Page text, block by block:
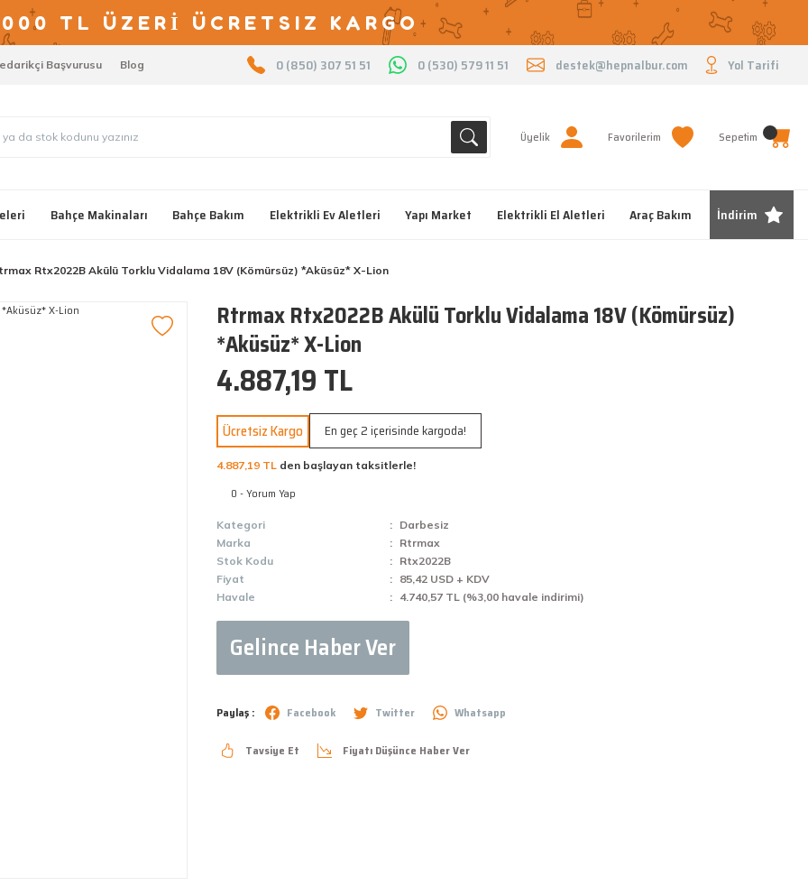
TL ÜZERİ ÜCRETSIZ KARGO
Başvurusu Blog 0 (850) 307 51 51 0 (530) 579 11 51 destek@hepnalbur.com Yol Tarifi
Üyelik Favorilerim Sepetim
Bahçe Makinaları Bahçe Bakım Elektrikli Ev Aletleri Yapı Market Elektrikli El Aletleri Araç Bakım İndirim
Rtx2022B Akülü Torklu Vidalama 18V (Kömürsüz) *Aküsüz* X-Lion
Rtrmax Rtx2022B Akülü Torklu Vidalama 18V (Kömürsüz)
*Aküsüz* X-Lion
4.887,19 TL
Ücretsiz Kargo En geç 2 içerisinde kargoda!
4.887,19 TL den başlayan taksitlerle!
0 - Yorum Yap
Kategori
Darbesiz
Marka
Rtrmax
Stok Kodu
Rtx2022B
Fiyat
85,42 USD + KDV
Havale
4.740,57 TL (%3,00 havale indirimi)
Gelince Haber Ver
Paylaş : Facebook Twitter Whatsapp
Tavsiye Et Fiyatı Düşünce Haber Ver